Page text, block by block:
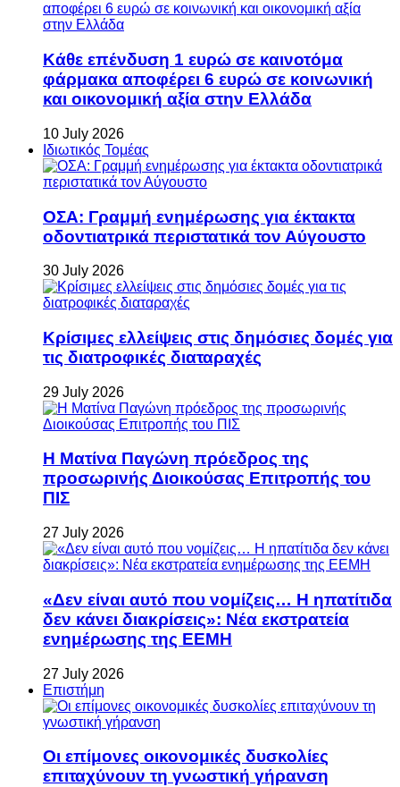
Κάθε επένδυση 1 ευρώ σε καινοτόμα
φάρμακα αποφέρει 6 ευρώ σε κοινωνική
και οικονομική αξία στην Ελλάδα
10 July 2026
Ιδιωτικός Τομέας
ΟΣΑ: Γραμμή ενημέρωσης για έκτακτα
οδοντιατρικά περιστατικά τον Αύγουστο
30 July 2026
Κρίσιμες ελλείψεις στις δημόσιες δομές για
τις διατροφικές διαταραχές
29 July 2026
Η Ματίνα Παγώνη πρόεδρος της
προσωρινής Διοικούσας Επιτροπής του
ΠΙΣ
27 July 2026
«Δεν είναι αυτό που νομίζεις… Η ηπατίτιδα
δεν κάνει διακρίσεις»: Νέα εκστρατεία
ενημέρωσης της ΕΕΜΗ
27 July 2026
Επιστήμη
Οι επίμονες οικονομικές δυσκολίες
επιταχύνουν τη γνωστική γήρανση